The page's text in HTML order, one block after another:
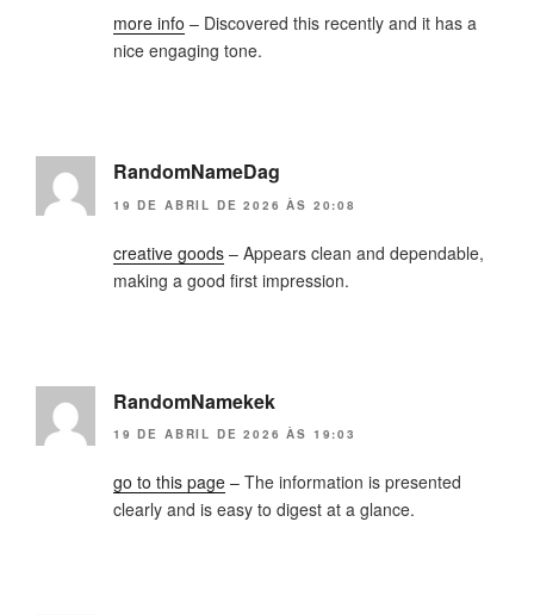
more info – Discovered this recently and it has a
nice engaging tone.
RandomNameDag
19 DE ABRIL DE 2026 ÀS 20:08
creative goods – Appears clean and dependable,
making a good first impression.
RandomNamekek
19 DE ABRIL DE 2026 ÀS 19:03
go to this page – The information is presented
clearly and is easy to digest at a glance.